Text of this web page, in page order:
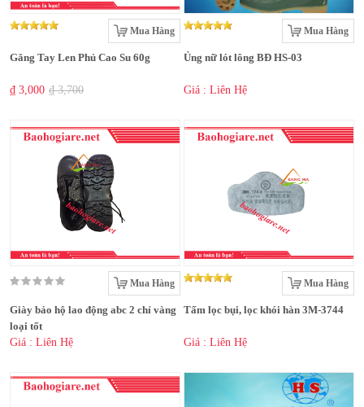
Mua Hàng
Găng Tay Len Phủ Cao Su 60g
₫ 3,000 ₫ 3,700
Mua Hàng
Ủng nữ lót lông BĐ HS-03
Giá : Liên Hệ
Mua Hàng
Giày bảo hộ lao động abc 2 chỉ vàng
loại tốt
Giá : Liên Hệ
Mua Hàng
Tấm lọc bụi, lọc khói hàn 3M-3744
Giá : Liên Hệ